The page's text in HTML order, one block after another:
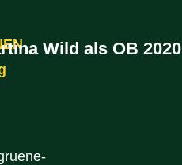
Wild als OB 2020